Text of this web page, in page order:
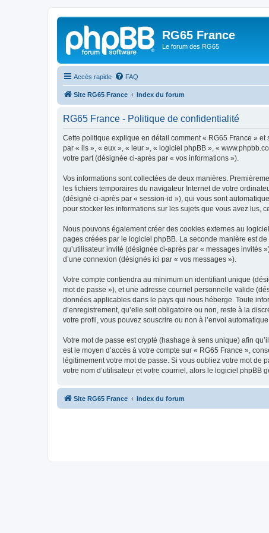
RG65 France
Le forum des RG65
Accès rapide FAQ
Site RG65 France Index du forum
RG65 France - Politique de confidentialité
Cette politique explique en détail comment « RG65 France »
par « ils », « eux », « leur », « logiciel phpBB », «
votre part (désignée ci-après par « vos informations »).
Vos informations sont collectées de deux manières.
les fichiers temporaires du navigateur Internet de votre
(désigné ci-après par « session-id »), qui vous sont
pour stocker les informations sur les sujets que vous avez lus,
Nous pouvons également créer des cookies externes au
pages créées par le logiciel phpBB. La seconde manière est
qu’utilisateur invité (désignée ci-après par « messages invités
d’une connexion (désignés ici par « vos messages »).
Votre compte contiendra au minimum un identifiant unique
mot de passe »), et une adresse courriel personnelle valide
données applicables dans le pays qui nous héberge. Toute
d’enregistrement, qu’elle soit obligatoire ou non, reste à la
votre profil, vous pouvez souscrire ou non à l’envoi
Votre mot de passe est crypté (hashage à sens unique) afin
est le moyen d’accès à votre compte sur « RG65 France »,
légitimement votre mot de passe. Si vous oubliez votre mot de
votre nom d’utilisateur et votre courriel, alors le logiciel phpBB
Site RG65 France Index du forum